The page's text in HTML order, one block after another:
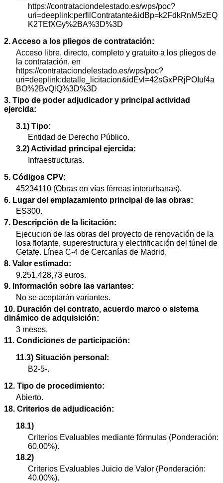
https://contrataciondelestado.es/wps/poc?
uri=deeplink:perfilContratante&idBp=k2FdkRnM5zEQ
K2TEfXGy%2BA%3D%3D
2. Acceso a los pliegos de contratación:
Acceso libre, directo, completo y gratuito a los pliegos de
la contratación, en
https://contrataciondelestado.es/wps/poc?
uri=deeplink:detalle_licitacion&idEvl=42sGxPRjPOIuf4a
BO%2BvQlQ%3D%3D
3. Tipo de poder adjudicador y principal actividad
ejercida:
3.1) Tipo:
Entidad de Derecho Público.
3.2) Actividad principal ejercida:
Infraestructuras.
5. Códigos CPV:
45234110 (Obras en vías férreas interurbanas).
6. Lugar del emplazamiento principal de las obras:
ES300.
7. Descripción de la licitación:
Ejecucion de las obras del proyecto de renovación de la
losa flotante, superestructura y electrificación del túnel de
Getafe. Línea C-4 de Cercanías de Madrid.
8. Valor estimado:
9.251.428,73 euros.
9. Información sobre las variantes:
No se aceptarán variantes.
10. Duración del contrato, acuerdo marco o sistema
dinámico de adquisición:
3 meses.
11. Condiciones de participación:
11.3) Situación personal:
B2-5-.
12. Tipo de procedimiento:
Abierto.
18. Criterios de adjudicación:
18.1)
Criterios Evaluables mediante fórmulas (Ponderación:
60.00%).
18.2)
Criterios Evaluables Juicio de Valor (Ponderación:
40.00%).